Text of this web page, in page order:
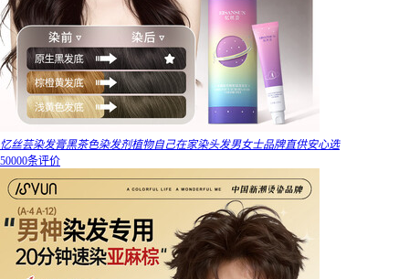
忆丝芸染发膏黑茶色染发剂植物自己在家染头发男女士品牌直供安心选
50000条评价